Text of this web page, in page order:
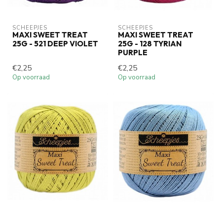
SCHEEPJES
MAXI SWEET TREAT
25G - 521 DEEP VIOLET
€2,25
Op voorraad
SCHEEPJES
MAXI SWEET TREAT
25G - 128 TYRIAN
PURPLE
€2,25
Op voorraad